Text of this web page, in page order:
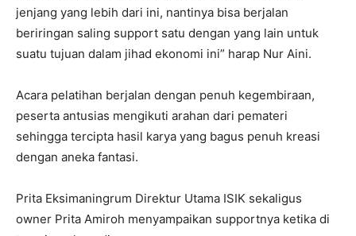
jenjang yang lebih dari ini, nantinya bisa berjalan
beriringan saling support satu dengan yang lain untuk
suatu tujuan dalam jihad ekonomi ini” harap Nur Aini.
Acara pelatihan berjalan dengan penuh kegembiraan,
peserta antusias mengikuti arahan dari pemateri
sehingga tercipta hasil karya yang bagus penuh kreasi
dengan aneka fantasi.
Prita Eksimaningrum Direktur Utama ISIK sekaligus
owner Prita Amiroh menyampaikan supportnya ketika di